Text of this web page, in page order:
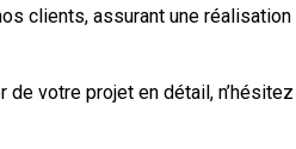
clients, assurant une réalisation
de votre projet en détail,